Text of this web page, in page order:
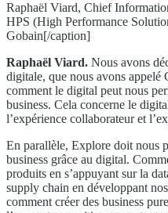
Raphaël Viard, Chief
HPS (High Performance
Gobain[/caption]
Raphaël Viard. Nous avons
digitale, que nous avons appelé
comment le digital peut nous
business. Cela concerne le
l’expérience collaborateur et
En parallèle, Explore doit nous
business grâce au digital.
produits en s’appuyant sur la
supply chain en développant
comment créer des business